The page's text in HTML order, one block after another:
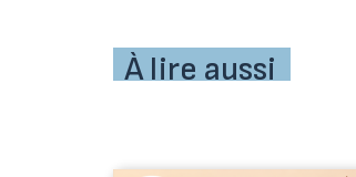
À lire aussi